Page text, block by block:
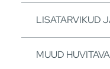
LISATARVIKUD
MUUD